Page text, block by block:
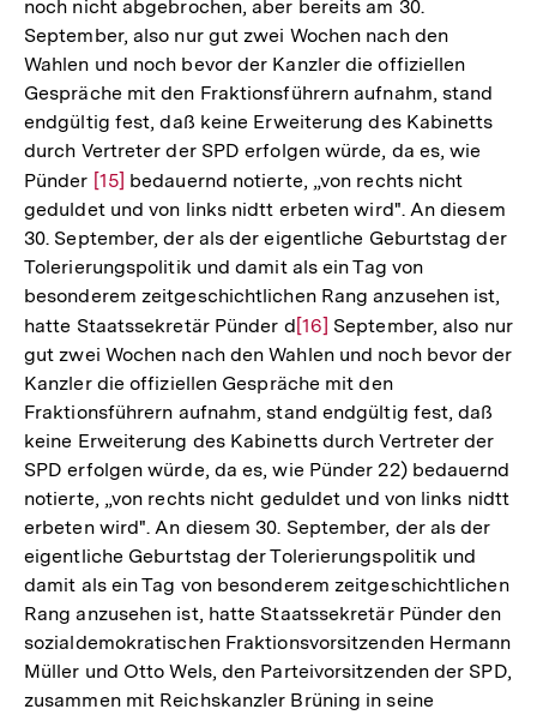
Auflösung
der
Fußnote
noch nicht abgebrochen, aber bereits am 30.
September, also nur gut zwei Wochen nach den
Wahlen und noch bevor der Kanzler die offiziellen
Gespräche mit den Fraktionsführern aufnahm, stand
endgültig fest, daß keine Erweiterung des Kabinetts
durch Vertreter der SPD erfolgen würde, da es, wie
Pünder Zur
Auflösung
der
Fußnote
[15] bedauernd notierte, „von rechts nicht
geduldet und von links nidtt erbeten wird". An diesem
30. September, der als der eigentliche Geburtstag der
Tolerierungspolitik und damit als ein Tag von
besonderem zeitgeschichtlichen Rang anzusehen ist,
hatte Staatssekretär Pünder dZur
Auflösung
der
Fußnote
[16] September, also nur
gut zwei Wochen nach den Wahlen und noch bevor der
Kanzler die offiziellen Gespräche mit den
Fraktionsführern aufnahm, stand endgültig fest, daß
keine Erweiterung des Kabinetts durch Vertreter der
SPD erfolgen würde, da es, wie Pünder 22) bedauernd
notierte, „von rechts nicht geduldet und von links nidtt
erbeten wird". An diesem 30. September, der als der
eigentliche Geburtstag der Tolerierungspolitik und
damit als ein Tag von besonderem zeitgeschichtlichen
Rang anzusehen ist, hatte Staatssekretär Pünder den
sozialdemokratischen Fraktionsvorsitzenden Hermann
Müller und Otto Wels, den Parteivorsitzenden der SPD,
zusammen mit Reichskanzler Brüning in seine